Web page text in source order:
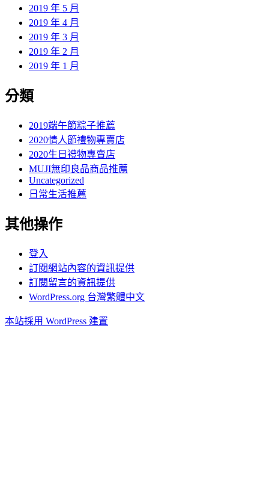
2019 年 5 月
2019 年 4 月
2019 年 3 月
2019 年 2 月
2019 年 1 月
分類
2019端午節粽子推薦
2020情人節禮物專賣店
2020生日禮物專賣店
MUJI無印良品商品推薦
Uncategorized
日常生活推薦
其他操作
登入
訂閱網站內容的資訊提供
訂閱留言的資訊提供
WordPress.org 台灣繁體中文
本站採用 WordPress 建置